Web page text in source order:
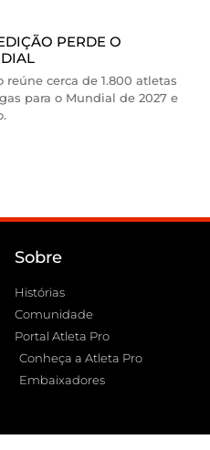
PERDE O
reúne cerca de 1.800 atletas
para o Mundial de 2027 e
Sobre
Histórias
Comunidade
Portal Atleta Pro
Conheça a Atleta Pro
Embaixadores